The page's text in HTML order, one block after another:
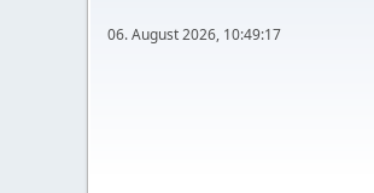
06. August 2026, 10:49:17